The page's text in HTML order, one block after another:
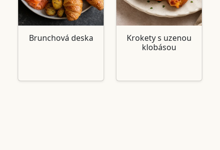
Brunchová deska
Krokety s uzenou
klobásou